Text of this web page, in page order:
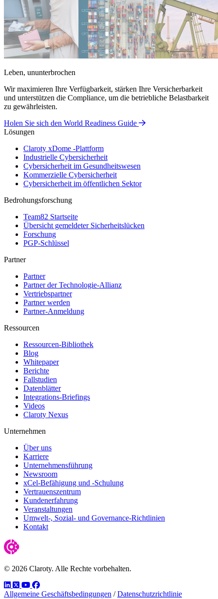
Leben, ununterbrochen
Wir maximieren Ihre Verfügbarkeit, stärken Ihre Versicherbarkeit
und unterstützen die Compliance, um die betriebliche Belastbarkeit
zu gewährleisten.
Holen Sie sich den World Readiness Guide
Lösungen
Claroty xDome -Plattform
Industrielle Cybersicherheit
Cybersicherheit im Gesundheitswesen
Kommerzielle Cybersicherheit
Cybersicherheit im öffentlichen Sektor
Bedrohungsforschung
Team82 Startseite
Übersicht gemeldeter Sicherheitslücken
Forschung
PGP-Schlüssel
Partner
Partner
Partner der Technologie-Allianz
Vertriebspartner
Partner werden
Partner-Anmeldung
Ressourcen
Ressourcen-Bibliothek
Blog
Whitepaper
Berichte
Fallstudien
Datenblätter
Integrations-Briefings
Videos
Claroty Nexus
Unternehmen
Über uns
Karriere
Unternehmensführung
Newsroom
xCel-Befähigung und -Schulung
Vertrauenszentrum
Kundenerfahrung
Veranstaltungen
Umwelt-, Sozial- und Governance-Richtlinien
Kontakt
© 2026 Claroty. Alle Rechte vorbehalten.
LinkedIn
TwitterYouTube
Facebook
Allgemeine Geschäftsbedingungen / Datenschutzrichtlinie